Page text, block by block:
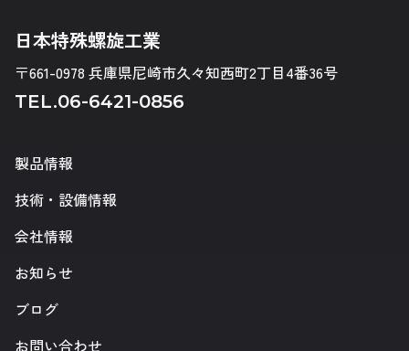
日本特殊螺旋工業
〒661-0978 兵庫県尼崎市久々知西町2丁目4番36号
TEL.06-6421-0856
製品情報
技術・設備情報
会社情報
お知らせ
ブログ
お問い合わせ